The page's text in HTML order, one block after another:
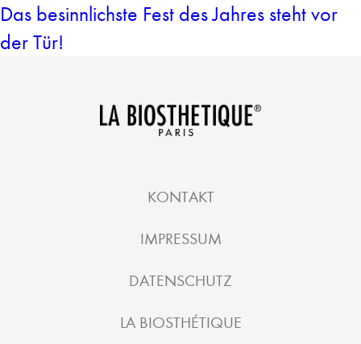
Das besinnlichste Fest des Jahres steht vor
der Tür!
KONTAKT
IMPRESSUM
DATENSCHUTZ
LA BIOSTHÉTIQUE